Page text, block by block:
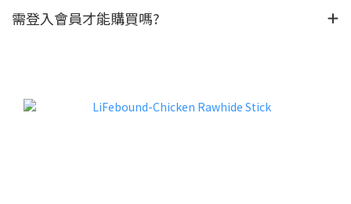
需登入會員才能購買嗎?